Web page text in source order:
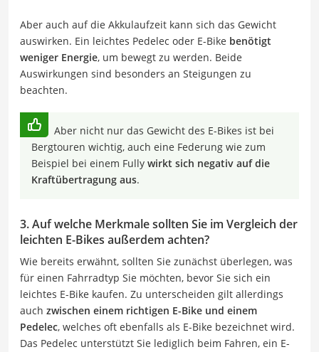
Aber auch auf die Akkulaufzeit kann sich das Gewicht
auswirken. Ein leichtes Pedelec oder E-Bike benötigt
weniger Energie, um bewegt zu werden. Beide
Auswirkungen sind besonders an Steigungen zu
beachten.
Aber nicht nur das Gewicht des E-Bikes ist bei
Bergtouren wichtig, auch eine Federung wie zum
Beispiel bei einem Fully wirkt sich negativ auf die
Kraftübertragung aus.
3. Auf welche Merkmale sollten Sie im Vergleich der
leichten E-Bikes außerdem achten?
Wie bereits erwähnt, sollten Sie zunächst überlegen, was
für einen Fahrradtyp Sie möchten, bevor Sie sich ein
leichtes E-Bike kaufen. Zu unterscheiden gilt allerdings
auch zwischen einem richtigen E-Bike und einem
Pedelec, welches oft ebenfalls als E-Bike bezeichnet wird.
Das Pedelec unterstützt Sie lediglich beim Fahren, ein E-